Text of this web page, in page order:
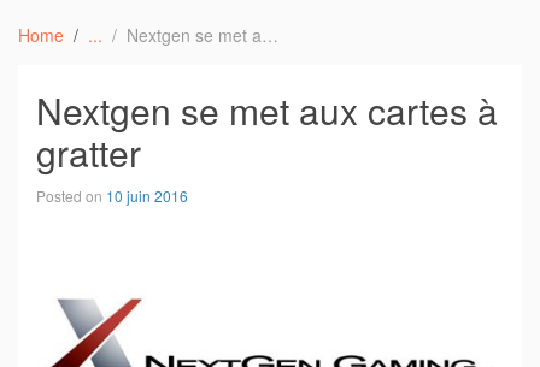
Home Nextgen se met aux cartes à gratter
Nextgen se met aux cartes à
gratter
Posted on 10 juin 2016